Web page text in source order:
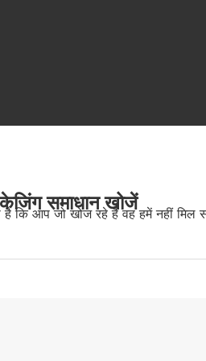
समाधान खोजें
है कि आप जो खोज रहे हैं वह हमें नहीं मिल